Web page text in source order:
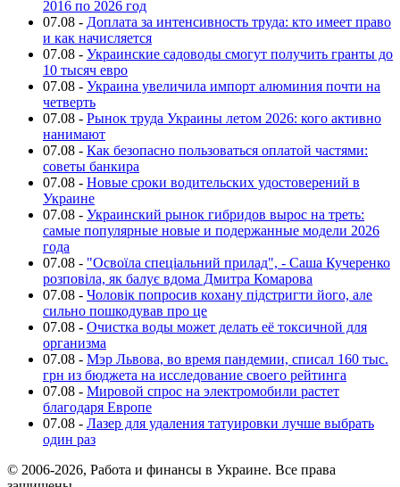
2016 по 2026 год
07.08 - Доплата за интенсивность труда: кто имеет право
и как начисляется
07.08 - Украинские садоводы смогут получить гранты до
10 тысяч евро
07.08 - Украина увеличила импорт алюминия почти на
четверть
07.08 - Рынок труда Украины летом 2026: кого активно
нанимают
07.08 - Как безопасно пользоваться оплатой частями:
советы банкира
07.08 - Новые сроки водительских удостоверений в
Украине
07.08 - Украинский рынок гибридов вырос на треть:
самые популярные новые и подержанные модели 2026
года
07.08 - "Освоїла спеціальний прилад", - Саша Кучеренко
розповіла, як балує вдома Дмитра Комарова
07.08 - Чоловік попросив кохану підстригти його, але
сильно пошкодував про це
07.08 - Очистка воды может делать её токсичной для
организма
07.08 - Мэр Львова, во время пандемии, списал 160 тыс.
грн из бюджета на исследование своего рейтинга
07.08 - Мировой спрос на электромобили растет
благодаря Европе
07.08 - Лазер для удаления татуировки лучше выбрать
один раз
© 2006-2026, Работа и финансы в Украине. Все права